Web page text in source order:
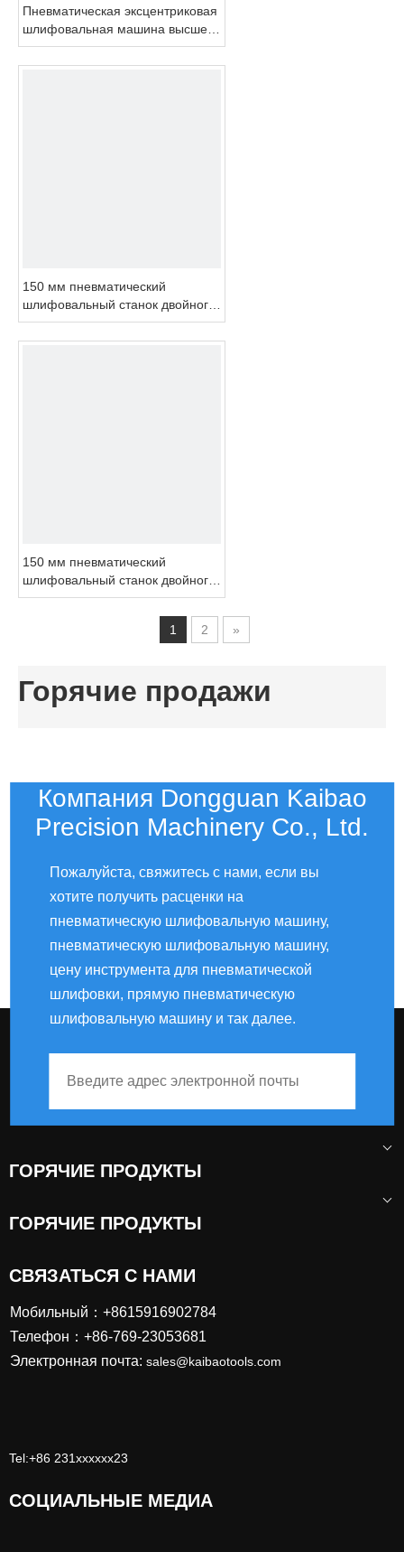
Пневматическая эксцентриковая
шлифовальная машина высшего
качества 150 мм
150 мм пневматический
шлифовальный станок двойного
действия
150 мм пневматический
шлифовальный станок двойного
действия с самогенерируемым
1
2 »
Горячие продажи
инструментов
3-дюймовый орбитальный пневматический
шлифовальный станок с низкой вибрацией,
центральный вакуумный инструмент
Пневматическая пневматическая шлифовальная
автомобилей
Пневматическая эксцентриковая шлифовальная
машина без вакуума по заводской цене OEM
Мини-пневмоочиститель типа 3М для автомобиля
КБ-7403
Пневматическая шлифовальная машина двойного
системой 150 мм
Компания Dongguan Kaibao
Precision Machinery Co., Ltd.
Пожалуйста, свяжитесь с нами, если вы
хотите получить расценки на
пневматическую шлифовальную машину,
пневматическую шлифовальную машину,
цену инструмента для пневматической
шлифовки, прямую пневматическую
шлифовальную машину и так далее.
ГОРЯЧИЕ ПРОДУКТЫ
ГОРЯЧИЕ ПРОДУКТЫ
СВЯЗАТЬСЯ С НАМИ
Мобильный：+8615916902784
Телефон：+86-769-23053681
Электронная почта: sales@kaibaotools.com
Tel:+86 231xxxxxx23
СОЦИАЛЬНЫЕ МЕДИА